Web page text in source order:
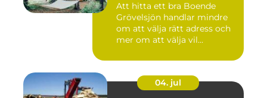
Att hitta ett bra Boende
Grövelsjön handlar mindre
om att välja rätt adress och
mer om att välja vil...
04. jul